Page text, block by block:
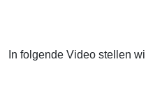
In folgende Video stellen